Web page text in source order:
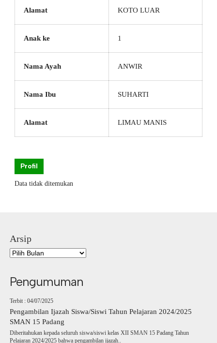
Alamat KOTO LUAR
Anak ke 1
Nama Ayah ANWIR
Nama Ibu SUHARTI
Alamat LIMAU MANIS
Profil
Data tidak ditemukan
Arsip
Pengumuman
Terbit : 04/07/2025
Pengambilan Ijazah Siswa/Siswi Tahun Pelajaran 2024/2025
SMAN 15 Padang
Diberitahukan kepada seluruh siswa/siswi kelas XII SMAN 15 Padang Tahun
Pelajaran 2024/2025 bahwa pengambilan ijazah..